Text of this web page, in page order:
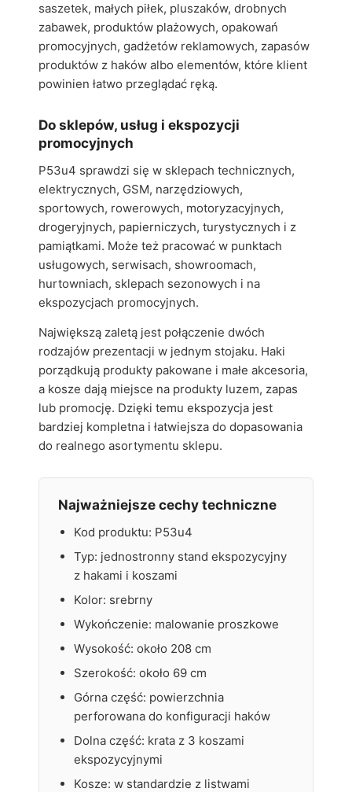
saszetek, małych piłek, pluszaków, drobnych
zabawek, produktów plażowych, opakowań
promocyjnych, gadżetów reklamowych, zapasów
produktów z haków albo elementów, które klient
powinien łatwo przeglądać ręką.
Do sklepów, usług i ekspozycji
promocyjnych
P53u4 sprawdzi się w sklepach technicznych,
elektrycznych, GSM, narzędziowych,
sportowych, rowerowych, motoryzacyjnych,
drogeryjnych, papierniczych, turystycznych i z
pamiątkami. Może też pracować w punktach
usługowych, serwisach, showroomach,
hurtowniach, sklepach sezonowych i na
ekspozycjach promocyjnych.
Największą zaletą jest połączenie dwóch
rodzajów prezentacji w jednym stojaku. Haki
porządkują produkty pakowane i małe akcesoria,
a kosze dają miejsce na produkty luzem, zapas
lub promocję. Dzięki temu ekspozycja jest
bardziej kompletna i łatwiejsza do dopasowania
do realnego asortymentu sklepu.
Najważniejsze cechy techniczne
Kod produktu: P53u4
Typ: jednostronny stand ekspozycyjny
z hakami i koszami
Kolor: srebrny
Wykończenie: malowanie proszkowe
Wysokość: około 208 cm
Szerokość: około 69 cm
Górna część: powierzchnia
perforowana do konfiguracji haków
Dolna część: krata z 3 koszami
ekspozycyjnymi
Kosze: w standardzie z listwami